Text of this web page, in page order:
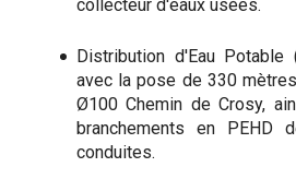
collecteur d'eaux usées.
Distribution d'Eau Potable
avec la pose de 330
Ø100 Chemin de Crosy,
branchements en PEHD
conduites.